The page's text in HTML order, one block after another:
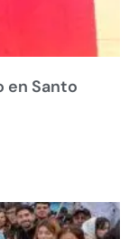
en Santo